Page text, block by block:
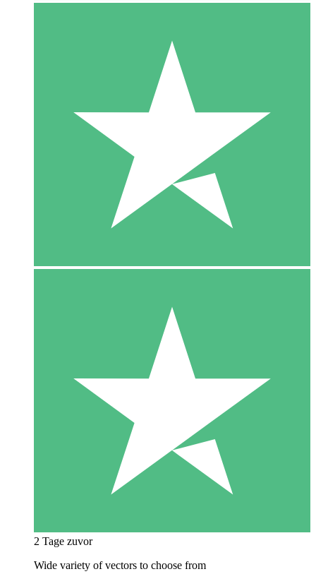
2 Tage zuvor
Wide variety of vectors to choose from